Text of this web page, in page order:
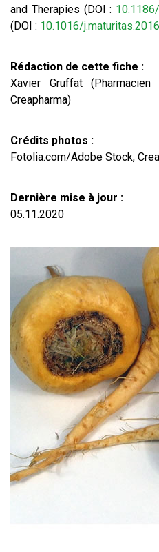
and Therapies (DOI :
(DOI : 10.1016/
Rédaction de cette fiche :
Xavier Gruffat
Creapharma)
Crédits photos :
Fotolia.com/Adobe Stock,
Dernière mise à jour :
05.11.2020